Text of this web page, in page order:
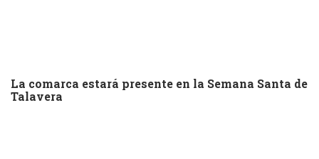
La comarca estará presente en la Semana Santa de
Talavera